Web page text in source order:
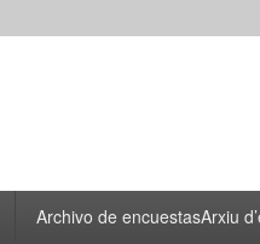
Archivo de encuestasArxiu